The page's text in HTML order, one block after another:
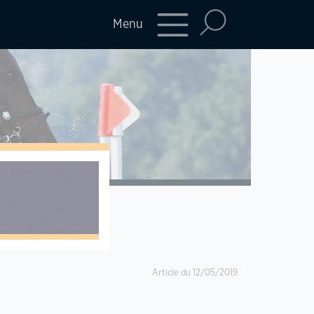
Menu
Article du 12/05/2019